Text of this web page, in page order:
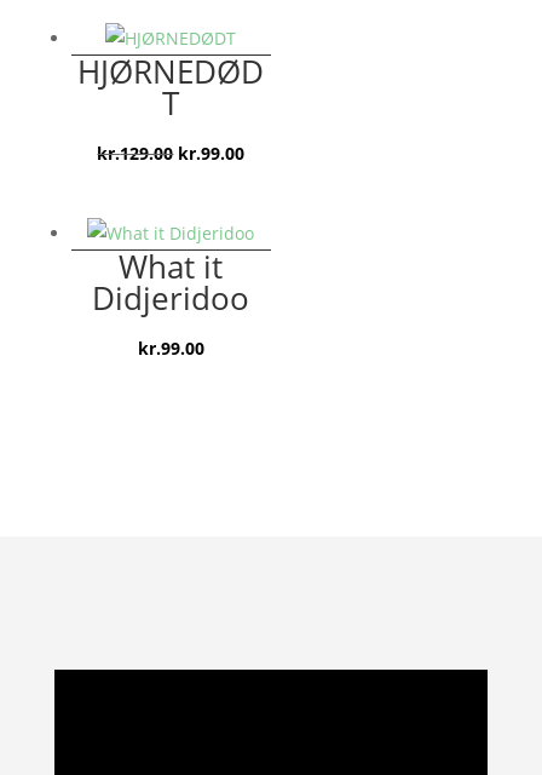
kr.129.00
HJØRNEDØD
T
kr.129.00 Den
var:
kr.129.00.
kr.99.00Den
er:
What it
Didjeridoo
kr.99.00